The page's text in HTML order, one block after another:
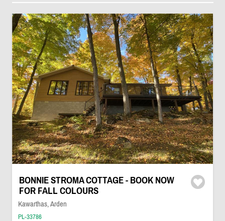
BONNIE STROMA COTTAGE - BOOK NOW
FOR FALL COLOURS
Kawarthas, Arden
PL-33786